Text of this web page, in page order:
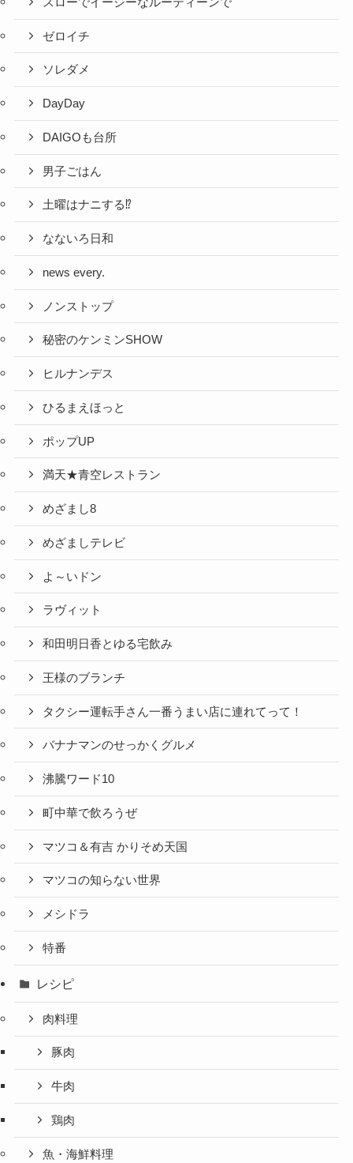
ゼロイチ
ソレダメ
DayDay
DAIGOも台所
男子ごはん
土曜はナニする⁉
なないろ日和
news every.
ノンストップ
秘密のケンミンSHOW
ヒルナンデス
ひるまえほっと
ポップUP
満天★青空レストラン
めざまし8
めざましテレビ
よ～いドン
ラヴィット
和田明日香とゆる宅飲み
王様のブランチ
タクシー運転手さん一番うまい店に連れてって！
バナナマンのせっかくグルメ
沸騰ワード10
町中華で飲ろうぜ
マツコ＆有吉 かりそめ天国
マツコの知らない世界
メシドラ
特番
レシピ
肉料理
豚肉
牛肉
鶏肉
魚・海鮮料理